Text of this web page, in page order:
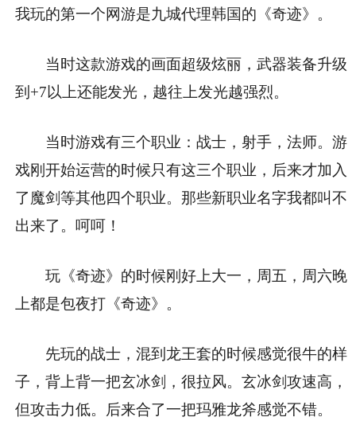
我玩的第一个网游是九城代理韩国的《奇迹》。
当时这款游戏的画面超级炫丽，武器装备升级
到+7以上还能发光，越往上发光越强烈。
当时游戏有三个职业：战士，射手，法师。游
戏刚开始运营的时候只有这三个职业，后来才加入
了魔剑等其他四个职业。那些新职业名字我都叫不
出来了。呵呵！
玩《奇迹》的时候刚好上大一，周五，周六晚
上都是包夜打《奇迹》。
先玩的战士，混到龙王套的时候感觉很牛的样
子，背上背一把玄冰剑，很拉风。玄冰剑攻速高，
但攻击力低。后来合了一把玛雅龙斧感觉不错。